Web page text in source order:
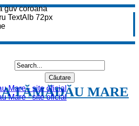
TĂMĂDĂU MARE